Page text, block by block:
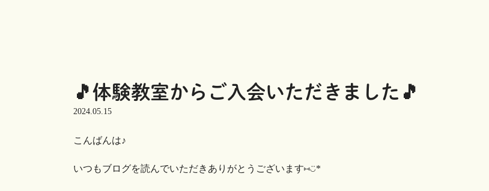
🎵体験教室からご入会いただきました🎵
2024.05.15
こんばんは♪
いつもブログを読んでいただきありがとうございます⑅︎◡̈︎*